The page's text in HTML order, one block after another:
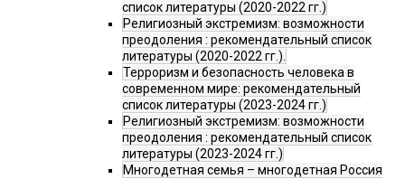
список литературы (2020-2022 гг.)
Религиозный экстремизм: возможности
преодоления : рекомендательный список
литературы (2020-2022 гг.).
Терроризм и безопасность человека в
современном мире: рекомендательный
список литературы (2023-2024 гг.)
Религиозный экстремизм: возможности
преодоления : рекомендательный список
литературы (2023-2024 гг.)
Многодетная семья – многодетная Россия